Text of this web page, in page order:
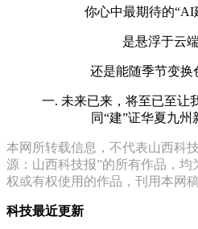
你心中最期待的“AI
是悬浮于云
还是能随季节变换
一. 未来已来，将至已至让
同“建”证华夏九
本网所转载信息，不代表山西科
源：山西科技报”的所有作品，均
权或有权使用的作品，刊用本网
科技最近更新